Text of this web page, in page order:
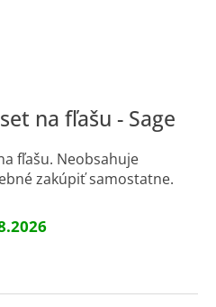
na fľašu - Sage
fľašu. Neobsahuje
zakúpiť samostatne.